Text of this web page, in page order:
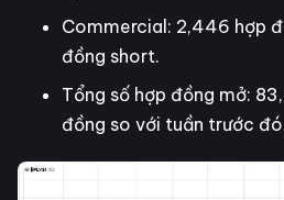
Commercial: 2,446 hợp
đồng short.
Tổng số hợp đồng mở:
đồng so với tuần trước